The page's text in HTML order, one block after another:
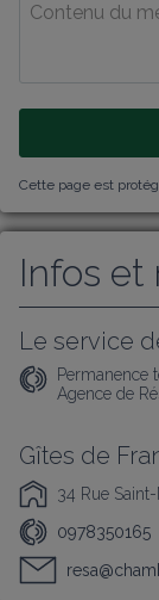
Cette page est
Infos et
Le service
Permanence
Agence de
Gîtes de
34 Rue
0978350165